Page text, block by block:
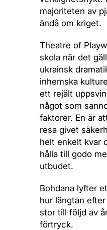
majoriteten av
ändå om kriget.
Theatre of
skola när det
ukrainsk
inhemska
ett rejält
något som
faktorer. En är
resa givet
helt enkelt kvar
hålla till godo
utbudet.
Bohdana lyfter
hur längtan
stor till följd av
förtryck.